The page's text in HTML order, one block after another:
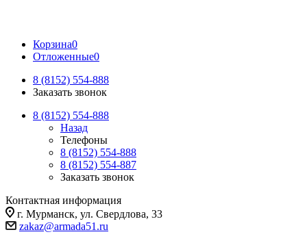
Корзина0
Отложенные0
8 (8152) 554-888
Заказать звонок
8 (8152) 554-888
Назад
Телефоны
8 (8152) 554-888
8 (8152) 554-887
Заказать звонок
Контактная информация
г. Мурманск, ул. Свердлова, 33
zakaz@armada51.ru